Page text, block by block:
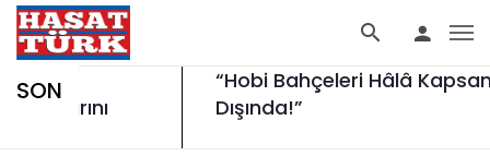
SON
“Hobi Bahçeleri Hâlâ Kapsam
Dışında!”